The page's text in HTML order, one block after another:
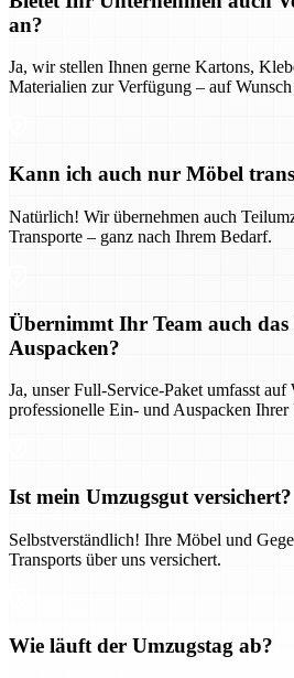
an?
Ja, wir stellen Ihnen gerne Kartons,
Materialien zur Verfügung – auf
Kann ich auch nur Möbel
Natürlich! Wir übernehmen auch
Transporte – ganz nach Ihrem Bedarf.
Übernimmt Ihr Team auch
Auspacken?
Ja, unser Full-Service-Paket umfasst auf
professionelle Ein- und Auspacken Ihrer
Ist mein Umzugsgut versichert?
Selbstverständlich! Ihre Möbel und
Transports über uns versichert.
Wie läuft der Umzugstag ab?